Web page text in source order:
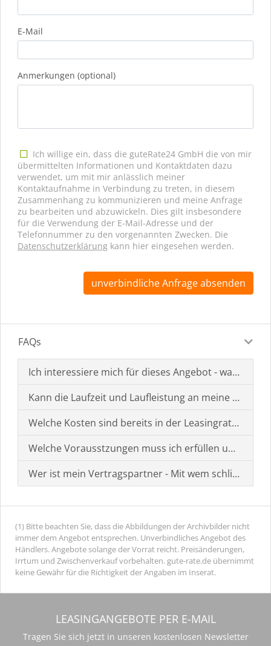
E-Mail
Anmerkungen (optional)
Ich willige ein, dass die guteRate24 GmbH die von mir
übermittelten Informationen und Kontaktdaten dazu
verwendet, um mit mir anlässlich meiner
Kontaktaufnahme in Verbindung zu treten, in diesem
Zusammenhang zu kommunizieren und meine Anfrage
zu bearbeiten und abzuwickeln. Dies gilt insbesondere
für die Verwendung der E-Mail-Adresse und der
Telefonnummer zu den vorgenannten Zwecken. Die
Datenschutzerklärung kann hier eingesehen werden.
unverbindliche Anfrage absenden
FAQs
Ich interessiere mich für dieses Angebot - was muss
Kann die Laufzeit und Laufleistung an meine
Welche Kosten sind bereits in der Leasingrate
Welche Vorausstzungen muss ich erfüllen um einen
Wer ist mein Vertragspartner - Mit wem schließe ich
(1) Bitte beachten Sie, dass die Abbildungen der Archivbilder nicht
immer dem Angebot entsprechen. Unverbindliches Angebot des
Händlers. Angebote solange der Vorrat reicht. Preisänderungen,
Irrtum und Zwischenverkauf vorbehalten. gute-rate.de übernimmt
keine Gewähr für die Richtigkeit der Angaben im Inserat.
LEASINGANGEBOTE PER E-MAIL
Tragen Sie sich jetzt in unseren kostenlosen Newsletter